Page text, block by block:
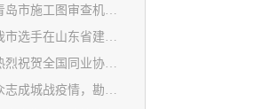
青岛市施工图审查机构第八次联席会议成功举办
我市选手在山东省建筑设计BIM技术应用技能竞赛取得佳绩
热烈祝贺全国同业协会共庆新中国成立七十周年大会在广州成功举办 我市工程勘察设计行业获得多项荣誉称号
众志成城战疫情，勘察设计行业在行动